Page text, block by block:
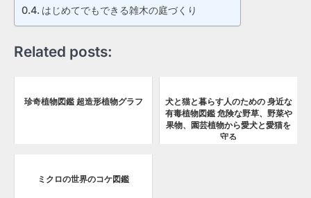
はじめてでもできる雑木の庭づくり
Related posts:
珍奇植物図鑑 超造形植物グラフ
犬と猫と暮らす人のための 身近な
有毒植物図鑑 危険な野草、野菜や
果物、園芸植物から愛犬と愛猫を
守る
ミクロの世界のコケ図鑑